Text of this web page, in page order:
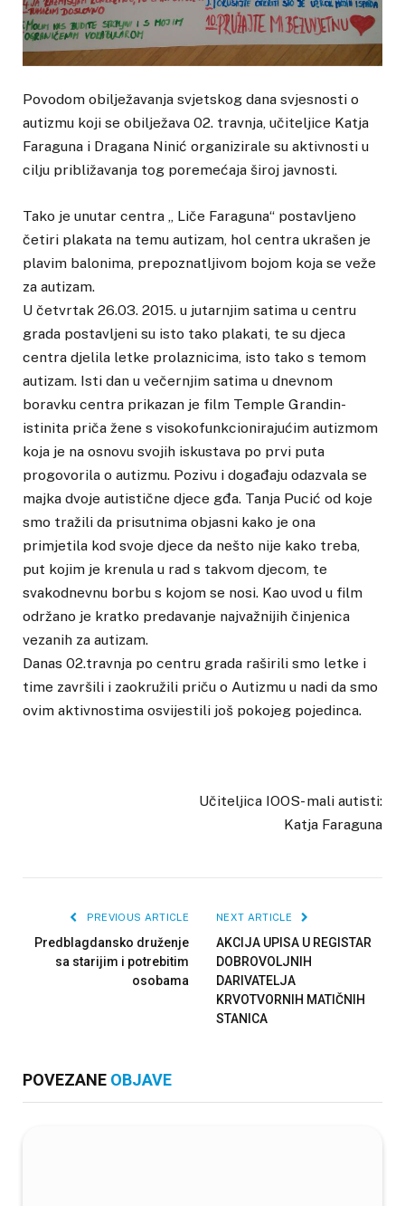
Povodom obilježavanja svjetskog dana svjesnosti o
autizmu koji se obilježava 02. travnja, učiteljice Katja
Faraguna i Dragana Ninić organizirale su aktivnosti u
cilju približavanja tog poremećaja široj javnosti.
Tako je unutar centra „ Liče Faraguna“ postavljeno
četiri plakata na temu autizam, hol centra ukrašen je
plavim balonima, prepoznatljivom bojom koja se veže
za autizam.
U četvrtak 26.03. 2015. u jutarnjim satima u centru
grada postavljeni su isto tako plakati, te su djeca
centra djelila letke prolaznicima, isto tako s temom
autizam. Isti dan u večernjim satima u dnevnom
boravku centra prikazan je film Temple Grandin-
istinita priča žene s visokofunkcionirajućim autizmom
koja je na osnovu svojih iskustava po prvi puta
progovorila o autizmu. Pozivu i događaju odazvala se
majka dvoje autistične djece gđa. Tanja Pucić od koje
smo tražili da prisutnima objasni kako je ona
primjetila kod svoje djece da nešto nije kako treba,
put kojim je krenula u rad s takvom djecom, te
svakodnevnu borbu s kojom se nosi. Kao uvod u film
održano je kratko predavanje najvažnijih činjenica
vezanih za autizam.
Danas 02.travnja po centru grada raširili smo letke i
time završili i zaokružili priču o Autizmu u nadi da smo
ovim aktivnostima osvijestili još pokojeg pojedinca.
Učiteljica IOOS- mali autisti:
Katja Faraguna
PREVIOUS ARTICLE
Predblagdansko druženje
sa starijim i potrebitim
osobama
NEXT ARTICLE
AKCIJA UPISA U REGISTAR
DOBROVOLJNIH
DARIVATELJA
KRVOTVORNIH MATIČNIH
STANICA
POVEZANE OBJAVE